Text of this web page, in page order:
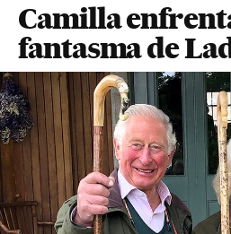
Camilla
fantasma de